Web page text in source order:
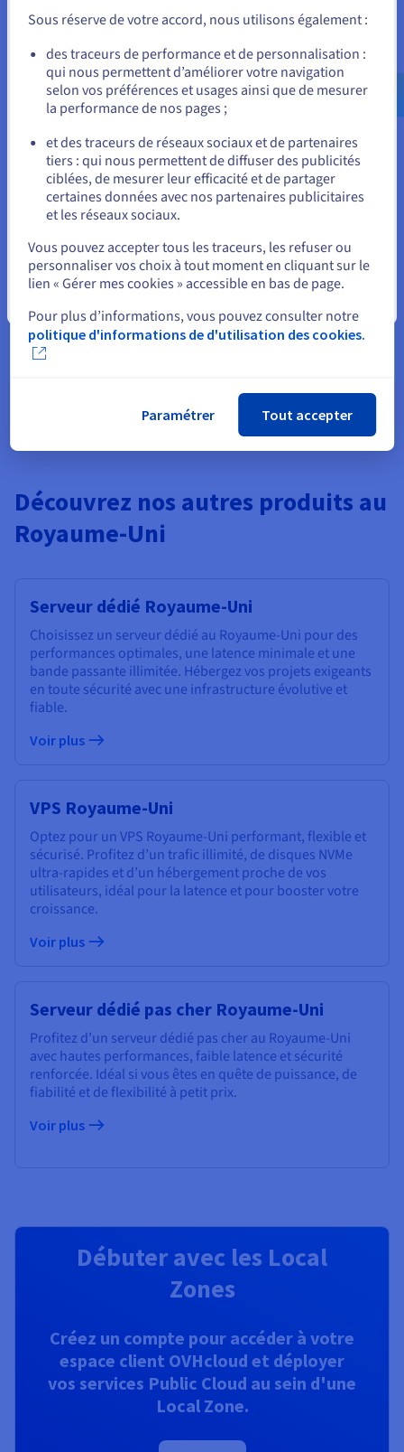
Sécurisez, gérez et monitorez vos services cloud chez
Découvrir Solutions Identité, sécurité et opérations
Prêt à vous lancer ?
Créez un compte et activez vos
services dans la minute
Bénéficiez de2 000 Dhsofferts sur votre premier projet
Public Cloud
Démarrer maintenant
Découvrez nos autres produits au
Royaume-Uni
Serveur dédié Royaume-Uni
Choisissez un serveur dédié au Royaume-Uni pour des
performances optimales, une latence minimale et une
bande passante illimitée. Hébergez vos projets exigeants
en toute sécurité avec une infrastructure évolutive et
fiable.
Voir plus
VPS Royaume-Uni
Optez pour un VPS Royaume-Uni performant, flexible et
sécurisé. Profitez d’un trafic illimité, de disques NVMe
ultra-rapides et d’un hébergement proche de vos
utilisateurs, idéal pour la latence et pour booster votre
croissance.
Voir plus
Serveur dédié pas cher Royaume-Uni
Profitez d’un serveur dédié pas cher au Royaume-Uni
avec hautes performances, faible latence et sécurité
renforcée. Idéal si vous êtes en quête de puissance, de
fiabilité et de flexibilité à petit prix.
Voir plus
Débuter avec les Local
Zones
Créez un compte pour accéder à votre
espace client OVHcloud et déployer
vos services Public Cloud au sein d'une
Local Zone.
Allez sur le site États-Unis
us.ovhcloud.com/
Anglais USD - $
ou
Rester sur le site actuel
Sélectionner un autre site web
Sous réserve de votre accord, nous utilisons également :
des traceurs de performance et de personnalisation :
qui nous permettent d’améliorer votre navigation
selon vos préférences et usages ainsi que de mesurer
la performance de nos pages ;
et des traceurs de réseaux sociaux et de partenaires
tiers : qui nous permettent de diffuser des publicités
ciblées, de mesurer leur efficacité et de partager
certaines données avec nos partenaires publicitaires
et les réseaux sociaux.
Vous pouvez accepter tous les traceurs, les refuser ou
personnaliser vos choix à tout moment en cliquant sur le
lien « Gérer mes cookies » accessible en bas de page.
Pour plus d’informations, vous pouvez consulter notre
politique d'informations de d'utilisation des cookies.
Paramétrer Tout accepter